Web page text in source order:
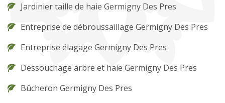
Jardinier taille de haie Germigny Des Pres
Entreprise de débroussaillage Germigny Des Pres
Entreprise élagage Germigny Des Pres
Dessouchage arbre et haie Germigny Des Pres
Bûcheron Germigny Des Pres